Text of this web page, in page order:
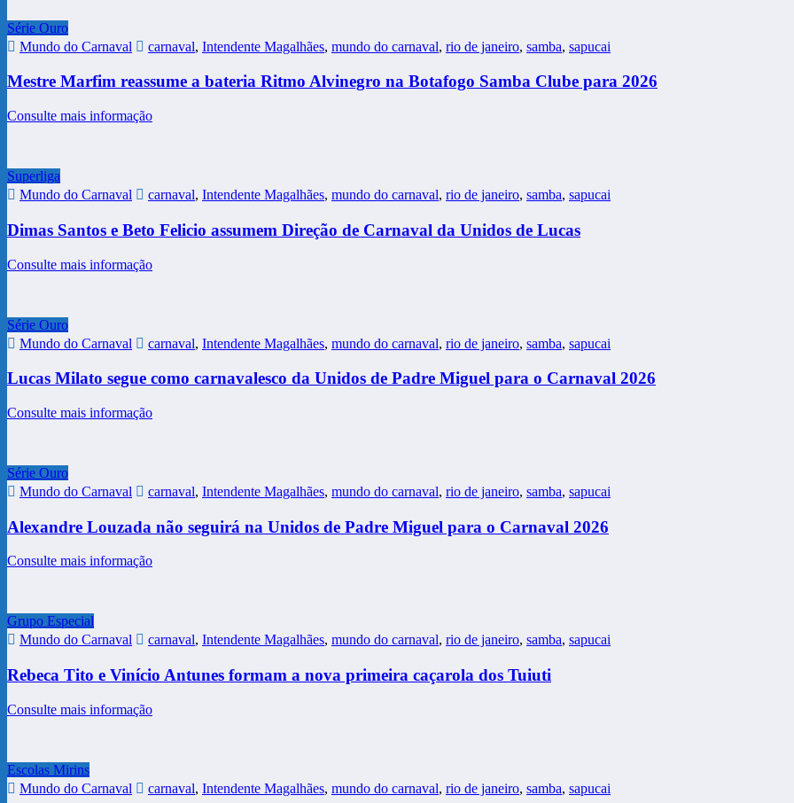
Série Ouro
Mundo do Carnaval
carnaval, Intendente Magalhães, mundo do carnaval, rio de janeiro, samba, sapucai
Mestre Marfim reassume a bateria Ritmo Alvinegro na Botafogo Samba Clube para 2026
Consulte mais informação
Superliga
Mundo do Carnaval
carnaval, Intendente Magalhães, mundo do carnaval, rio de janeiro, samba, sapucai
Dimas Santos e Beto Felicio assumem Direção de Carnaval da Unidos de Lucas
Consulte mais informação
Série Ouro
Mundo do Carnaval
carnaval, Intendente Magalhães, mundo do carnaval, rio de janeiro, samba, sapucai
Lucas Milato segue como carnavalesco da Unidos de Padre Miguel para o Carnaval 2026
Consulte mais informação
Série Ouro
Mundo do Carnaval
carnaval, Intendente Magalhães, mundo do carnaval, rio de janeiro, samba, sapucai
Alexandre Louzada não seguirá na Unidos de Padre Miguel para o Carnaval 2026
Consulte mais informação
Grupo Especial
Mundo do Carnaval
carnaval, Intendente Magalhães, mundo do carnaval, rio de janeiro, samba, sapucai
Rebeca Tito e Vinício Antunes formam a nova primeira caçarola dos Tuiuti
Consulte mais informação
Escolas Mirins
Mundo do Carnaval
carnaval, Intendente Magalhães, mundo do carnaval, rio de janeiro, samba, sapucai